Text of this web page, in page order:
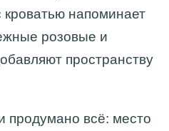
кроватью напоминает
розовые и
пространству
продумано всё: место